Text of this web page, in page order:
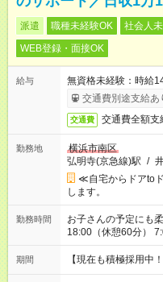
派遣 職種未経験OK 社会人
WEB登録・面接OK
給与
無資格未経験：時給
交通費別途支給あ
交通費 交通費全額支
勤務地
横浜市南区
弘明寺(京急線)駅 /
≪自宅からドアto
します。
勤務時間
お子さんの予定にも柔軟に調
18:00（休憩60分）
19:00（休憩60分） ※Wワーク希望の方へ 今ご覧のお仕事で希
望する勤務時間と、
期間 【現在も積極採用中